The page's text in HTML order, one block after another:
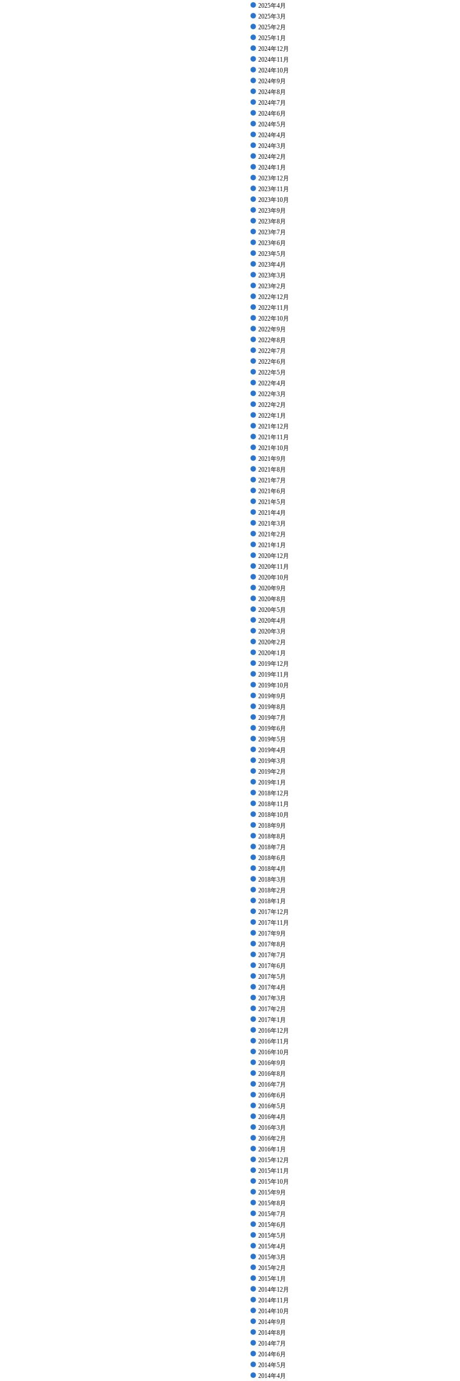
2025年4月
2025年3月
2025年2月
2025年1月
2024年12月
2024年11月
2024年10月
2024年9月
2024年8月
2024年7月
2024年6月
2024年5月
2024年4月
2024年3月
2024年2月
2024年1月
2023年12月
2023年11月
2023年10月
2023年9月
2023年8月
2023年7月
2023年6月
2023年5月
2023年4月
2023年3月
2023年2月
2022年12月
2022年11月
2022年10月
2022年9月
2022年8月
2022年7月
2022年6月
2022年5月
2022年4月
2022年3月
2022年2月
2022年1月
2021年12月
2021年11月
2021年10月
2021年9月
2021年8月
2021年7月
2021年6月
2021年5月
2021年4月
2021年3月
2021年2月
2021年1月
2020年12月
2020年11月
2020年10月
2020年9月
2020年8月
2020年5月
2020年4月
2020年3月
2020年2月
2020年1月
2019年12月
2019年11月
2019年10月
2019年9月
2019年8月
2019年7月
2019年6月
2019年5月
2019年4月
2019年3月
2019年2月
2019年1月
2018年12月
2018年11月
2018年10月
2018年9月
2018年8月
2018年7月
2018年6月
2018年4月
2018年3月
2018年2月
2018年1月
2017年12月
2017年11月
2017年9月
2017年8月
2017年7月
2017年6月
2017年5月
2017年4月
2017年3月
2017年2月
2017年1月
2016年12月
2016年11月
2016年10月
2016年9月
2016年8月
2016年7月
2016年6月
2016年5月
2016年4月
2016年3月
2016年2月
2016年1月
2015年12月
2015年11月
2015年10月
2015年9月
2015年8月
2015年7月
2015年6月
2015年5月
2015年4月
2015年3月
2015年2月
2015年1月
2014年12月
2014年11月
2014年10月
2014年9月
2014年8月
2014年7月
2014年6月
2014年5月
2014年4月